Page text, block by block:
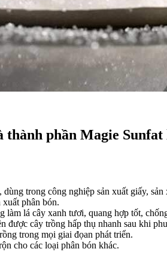
thành phần Magie Sunfat
trong công nghiệp sản xuất giấy, sản
phân bón.
làm lá cây xanh tươi, quang hợp tốt,
được cây trồng hấp thụ nhanh sau khi
trong mọi giai đọan phát triển.
cho các loại phân bón khác.